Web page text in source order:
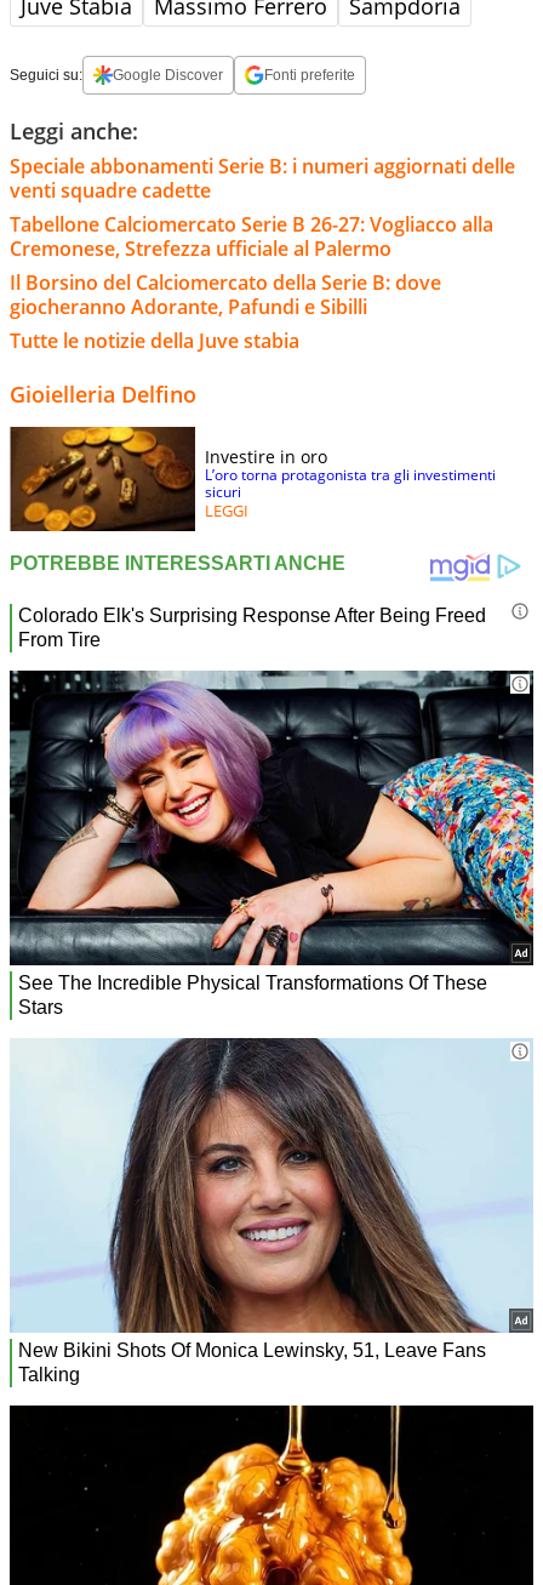
Seguici su: Google Discover Fonti preferite
Leggi anche:
Speciale abbonamenti Serie B: i numeri aggiornati delle
venti squadre cadette
Tabellone Calciomercato Serie B 26-27: Vogliacco alla
Cremonese, Strefezza ufficiale al Palermo
Il Borsino del Calciomercato della Serie B: dove
giocheranno Adorante, Pafundi e Sibilli
Tutte le notizie della Juve stabia
Gioielleria Delfino
Investire in oro
L’oro torna protagonista tra gli investimenti
sicuri
LEGGI